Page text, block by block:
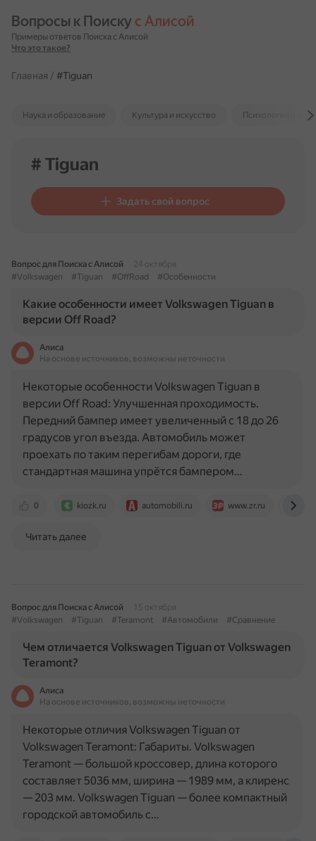
Вопросы к Поиску с Алисой
Примеры ответов Поиска с Алисой
Что это такое?
Главная / #Tiguan
Наука и образование Культура и искусство Психология и
# Tiguan
Задать свой вопрос
Вопрос для Поиска с Алисой
24 октября
#Volkswagen
#Tiguan #OffRoad #Особенности
Какие особенности имеет Volkswagen Tiguan в
версии Off Road?
Алиса
На основе источников, возможны неточности
0 kiozk.ru automobili.ru www.zr.ru
Некоторые особенности Volkswagen Tiguan в
версии Off Road: Улучшенная проходимость.
Передний бампер имеет увеличенный с 18 до 26
градусов угол въезда. Автомобиль может
проехать по таким перегибам дороги, где
стандартная машина упрётся бампером…
Читать далее
Вопрос для Поиска с Алисой
15 октября
#Volkswagen
#Tiguan #Teramont #Автомобили #Сравнение
Чем отличается Volkswagen Tiguan от Volkswagen
Teramont?
Алиса
На основе источников, возможны неточности
Некоторые отличия Volkswagen Tiguan от
Volkswagen Teramont: Габариты. Volkswagen
Teramont — большой кроссовер, длина которого
составляет 5036 мм, ширина — 1989 мм, а клиренс
— 203 мм. Volkswagen Tiguan — более компактный
городской автомобиль с…